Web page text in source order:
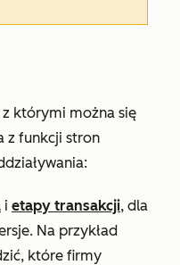
którymi można się
z funkcji stron
i etapy transakcji, dla
Na przykład
które firmy